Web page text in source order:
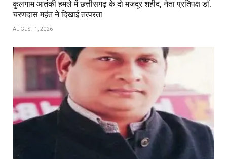
कुलगाम आतंकी हमले में छत्तीसगढ़ के दो मजदूर शहीद, नेता प्रतिपक्ष डॉ.
चरणदास महंत ने दिखाई तत्परता
AUGUST 1, 2026